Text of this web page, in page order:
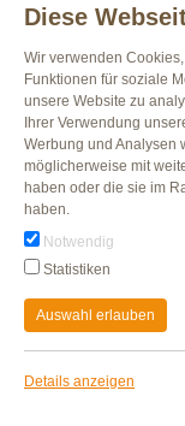
Diese
Wir verwenden
Funktionen für soziale
unsere Website zu
Ihrer Verwendung
Werbung und Analysen
möglicherweise mit
haben oder die sie im
haben.
Notwendig
Statistiken
Auswahl erlauben
Details anzeigen